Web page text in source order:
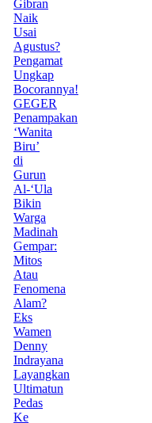
Gibran
Naik
Usai
Agustus?
Pengamat
Ungkap
Bocorannya!
GEGER
Penampakan
‘Wanita
Biru’
di
Gurun
Al-‘Ula
Bikin
Warga
Madinah
Gempar:
Mitos
Atau
Fenomena
Alam?
Eks
Wamen
Denny
Indrayana
Layangkan
Ultimatun
Pedas
Ke